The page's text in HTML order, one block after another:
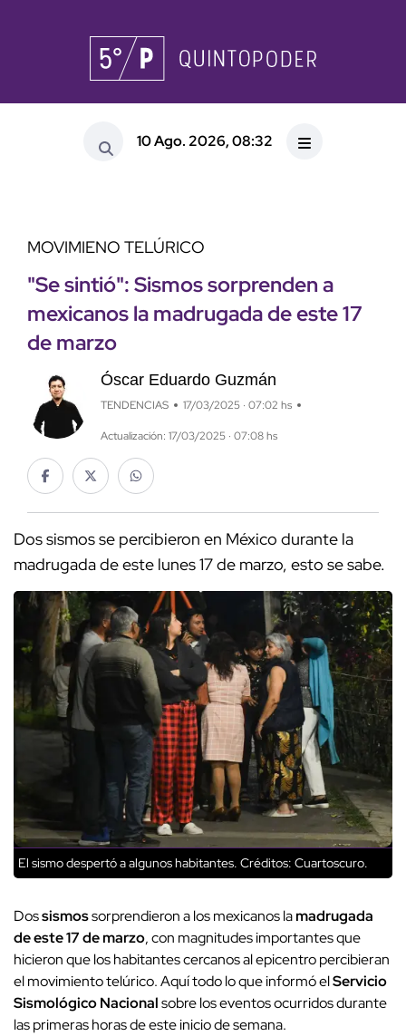
10 Ago. 2026, 08:32
MOVIMIENO TELÚRICO
"Se sintió": Sismos sorprenden a
mexicanos la madrugada de este 17
de marzo
Óscar Eduardo Guzmán
TENDENCIAS 17/03/2025 · 07:02 hs
Actualización: 17/03/2025 · 07:08 hs
Dos sismos se percibieron en México durante la
madrugada de este lunes 17 de marzo, esto se sabe.
El sismo despertó a algunos habitantes. Créditos: Cuartoscuro.
Dossismossorprendieron a los mexicanos lamadrugada
de este 17 de marzo, con magnitudes importantes que
hicieron que los habitantes cercanos al epicentro percibieran
el movimiento telúrico. Aquí todo lo que informó elServicio
Sismológico Nacionalsobre los eventos ocurridos durante
las primeras horas de este inicio de semana.